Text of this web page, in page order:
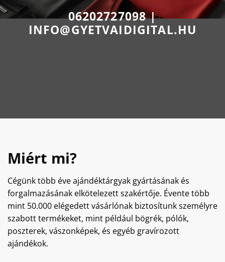
06202727098 |
INFO@GYETVAIDIGITAL.HU
Miért mi?
Cégünk több éve ajándéktárgyak gyártásának és
forgalmazásának elkötelezett szakértője. Évente több
mint 50.000 elégedett vásárlónak biztosítunk személyre
szabott termékeket, mint például bögrék, pólók,
poszterek, vászonképek, és egyéb gravírozott
ajándékok.